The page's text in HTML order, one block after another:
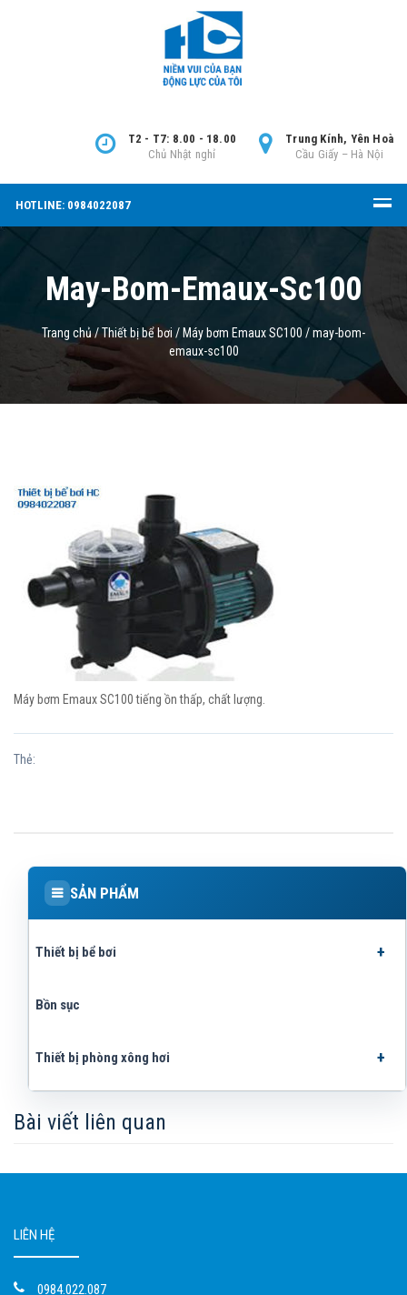
Trung Kính, Yên Hoà
Cầu Giấy – Hà Nội
T2 - T7: 8.00 - 18.00
Chủ Nhật nghỉ
HOTLINE: 0984022087
May-Bom-Emaux-Sc100
Trang chủ/Thiết bị bể bơi / Máy bơm Emaux SC100 /may-bom-
emaux-sc100
Máy bơm Emaux SC100 tiếng ồn thấp, chất lượng.
Thẻ:
SẢN PHẨM
Thiết bị bể bơi
Bồn sục
Thiết bị phòng xông hơi
Bài viết liên quan
LIÊN HỆ
0984.022.087